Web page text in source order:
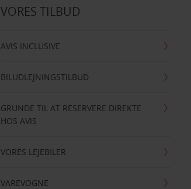
VORES TILBUD
AVIS INCLUSIVE
BILUDLEJNINGSTILBUD
GRUNDE TIL AT RESERVERE DIREKTE
HOS AVIS
VORES LEJEBILER
VAREVOGNE